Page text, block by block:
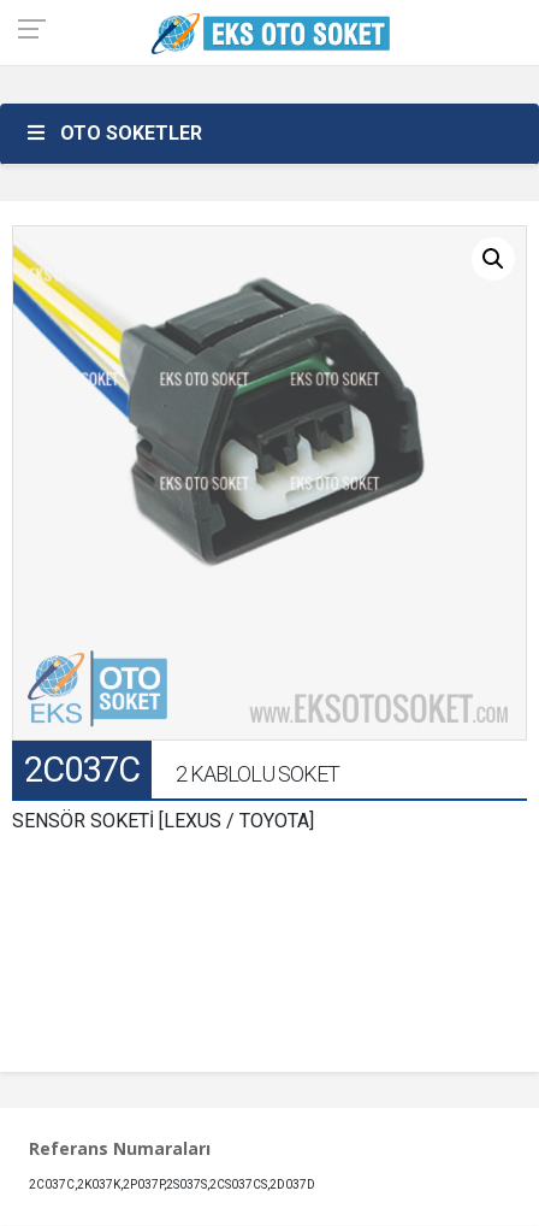
OTO SOKETLER
2C037C 2 KABLOLU SOKET
SENSÖR SOKETİ [LEXUS / TOYOTA]
Referans Numaraları
2C037C,2K037K,2P037P,2S037S,2CS037CS,2D037D